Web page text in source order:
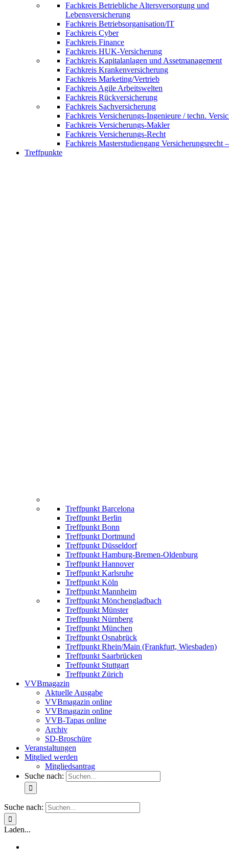
Fachkreis Betriebliche Altersversorgung und
Lebensversicherung
Fachkreis Betriebsorganisation/IT
Fachkreis Cyber
Fachkreis Finance
Fachkreis HUK-Versicherung
Fachkreis Kapitalanlagen und Assetmanagement
Fachkreis Krankenversicherung
Fachkreis Marketing/Vertrieb
Fachkreis Agile Arbeitswelten
Fachkreis Rückversicherung
Fachkreis Sachversicherung
Fachkreis Versicherungs-Ingenieure / techn.
Fachkreis Versicherungs-Makler
Fachkreis Versicherungs-Recht
Fachkreis Masterstudiengang Versicherungsrecht
Treffpunkte
Treffpunkt Barcelona
Treffpunkt Berlin
Treffpunkt Bonn
Treffpunkt Dortmund
Treffpunkt Düsseldorf
Treffpunkt Hamburg-Bremen-Oldenburg
Treffpunkt Hannover
Treffpunkt Karlsruhe
Treffpunkt Köln
Treffpunkt Mannheim
Treffpunkt Mönchengladbach
Treffpunkt Münster
Treffpunkt Nürnberg
Treffpunkt München
Treffpunkt Osnabrück
Treffpunkt Rhein/Main (Frankfurt, Wiesbaden)
Treffpunkt Saarbrücken
Treffpunkt Stuttgart
Treffpunkt Zürich
VVBmagazin
Aktuelle Ausgabe
VVBmagazin online
VVBmagazin online
VVB-Tapas online
Archiv
SD-Broschüre
Veranstaltungen
Mitglied werden
Mitgliedsantrag
Suche nach:
Suche nach:
Laden...